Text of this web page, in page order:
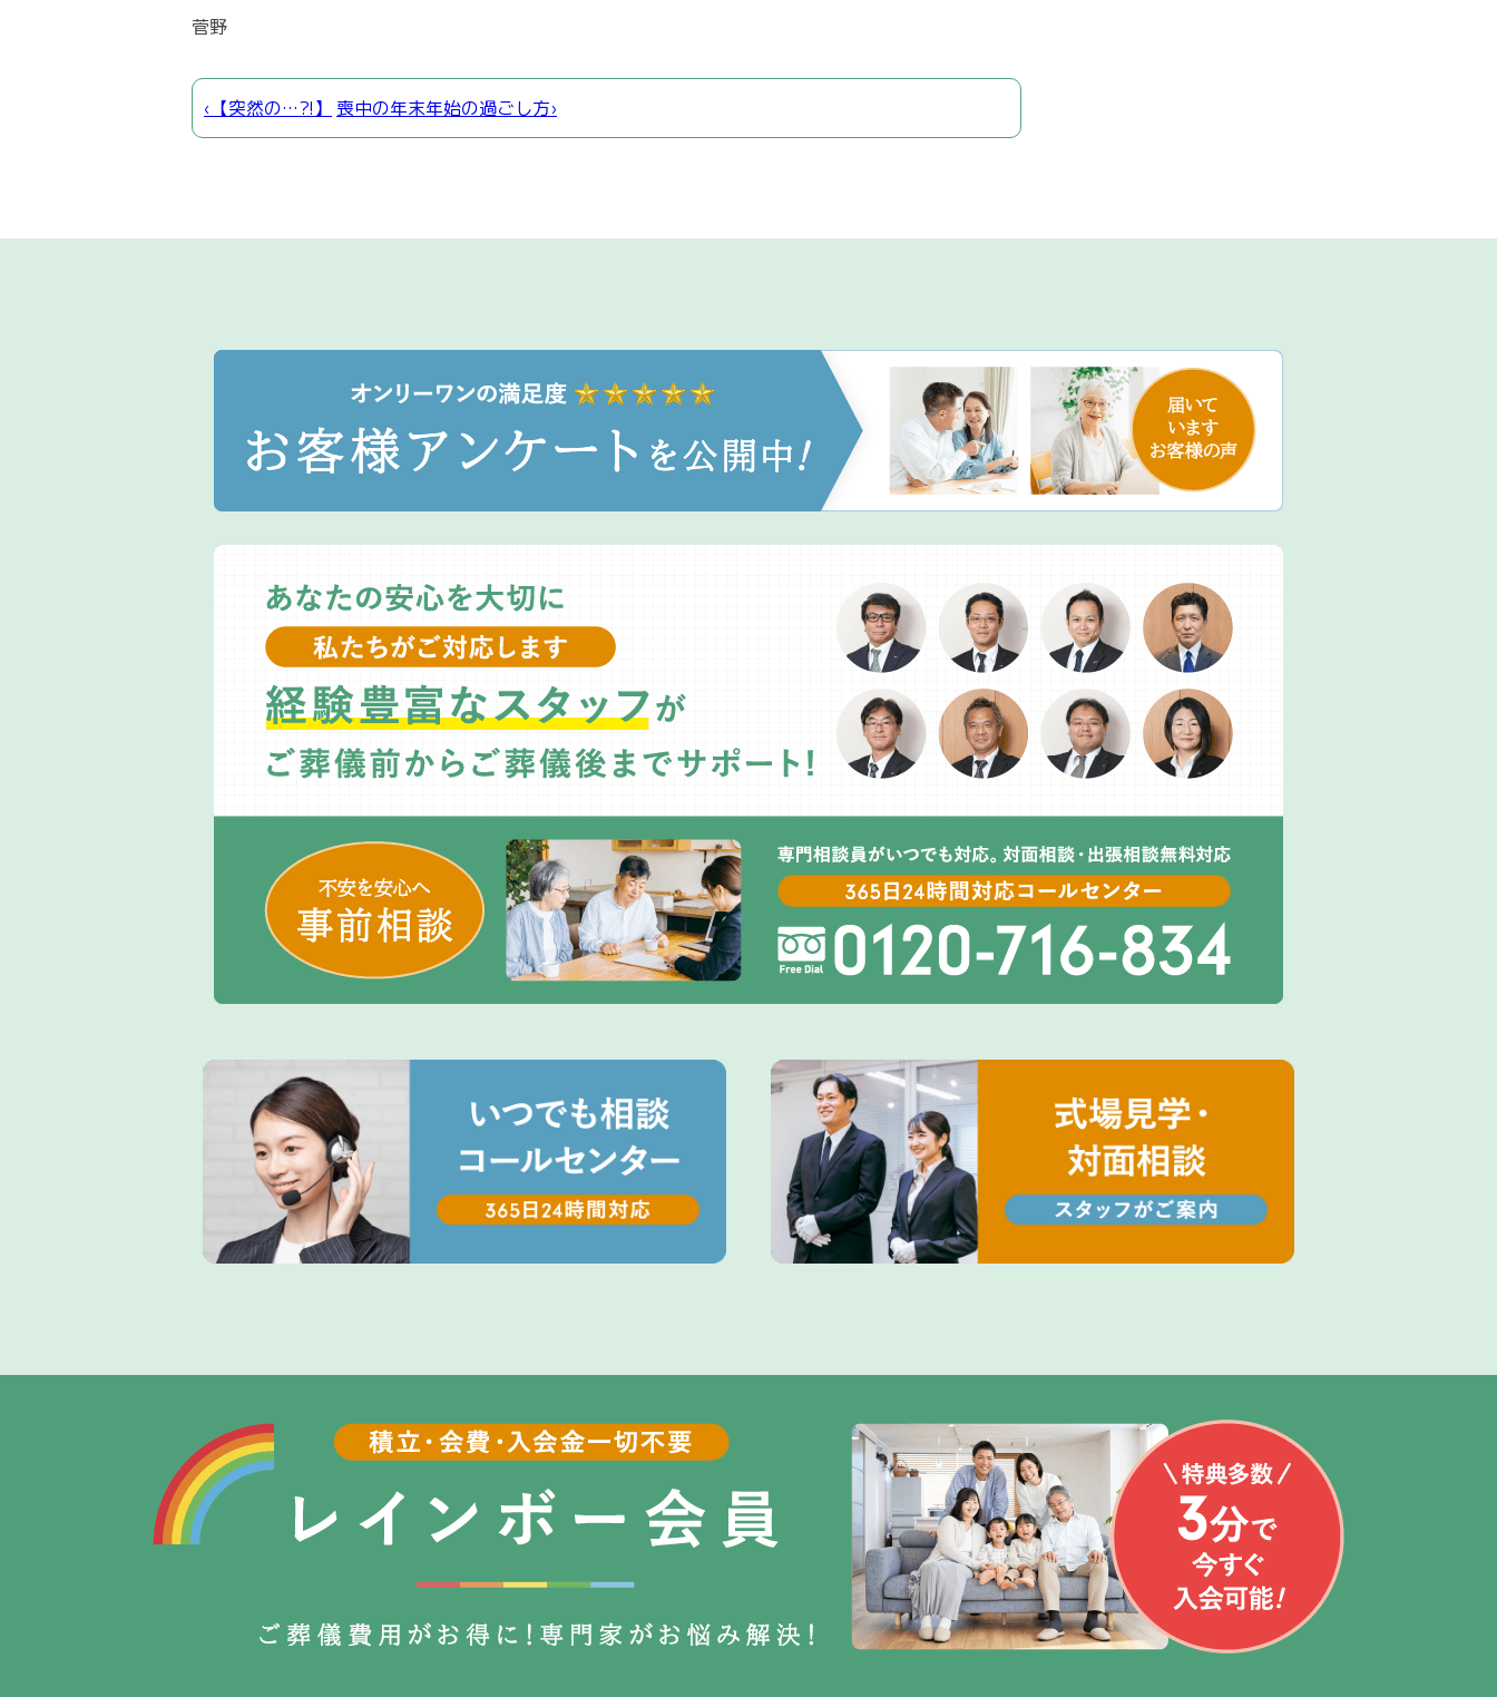
菅野
‹【突然の…?!】 喪中の年末年始の過ごし方›